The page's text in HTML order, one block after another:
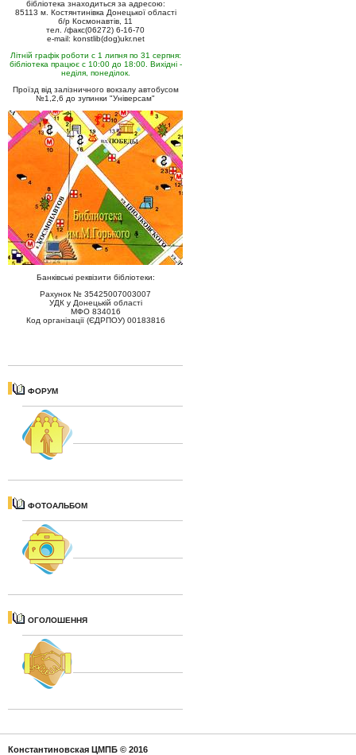
бібліотека знаходиться за адресою:
85113 м. Костянтинівка Донецької області
б/р Космонавтів, 11
тел. /факс(06272) 6-16-70
e-mail: konstlib(dog)ukr.net
Літній графік роботи с 1 липня по 31 серпня:
бібліотека працює с 10:00 до 18:00. Вихідні -
неділя, понеділок.
Проїзд від залізничного вокзалу автобусом
№1,2,6 до зупинки "Універсам"
Банківські реквізити бібліотеки:
Рахунок № 35425007003007
УДК у Донецькій області
МФО 834016
Код організації (ЄДРПОУ) 00183816
ФОРУМ
ФОТОАЛЬБОМ
ОГОЛОШЕННЯ
Константиновская ЦМПБ © 2016